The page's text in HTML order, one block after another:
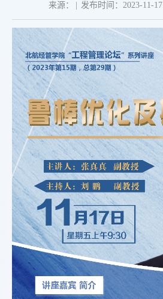
来源： 发布时间：2023-11-17